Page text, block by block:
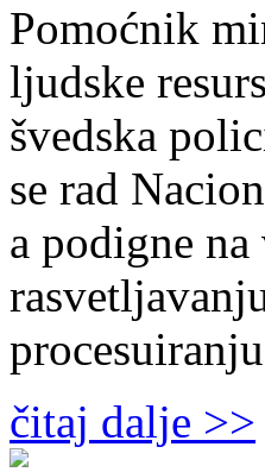
Pomoćnik
ljudske
švedska
se rad
a podigne
čitaj dalje >>